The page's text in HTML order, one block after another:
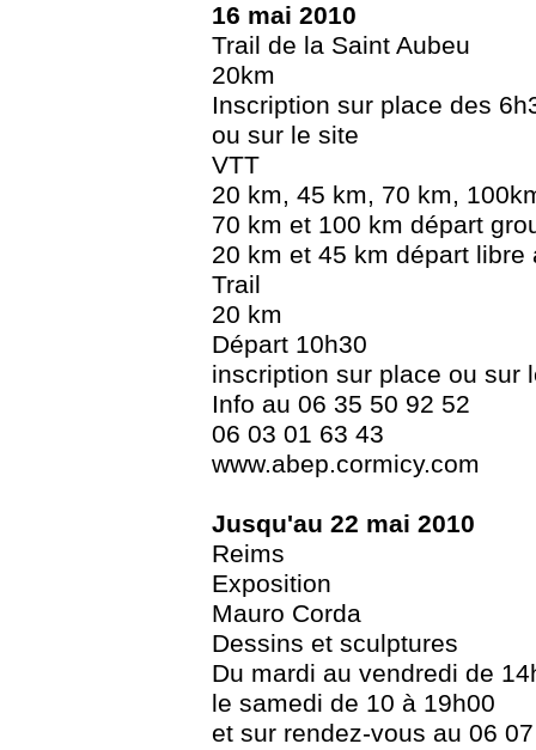
16 mai 2010
Trail de la Saint Aubeu
20km
Inscription sur place des
ou sur le site
VTT
20 km, 45 km, 70 km,
70 km et 100 km départ
20 km et 45 km départ
Trail
20 km
Départ 10h30
inscription sur place ou sur
Info au 06 35 50 92 52
06 03 01 63 43
www.abep.cormicy.com
Jusqu'au 22 mai 2010
Reims
Exposition
Mauro Corda
Dessins et sculptures
Du mardi au vendredi de
le samedi de 10 à 19h00
et sur rendez-vous au 06